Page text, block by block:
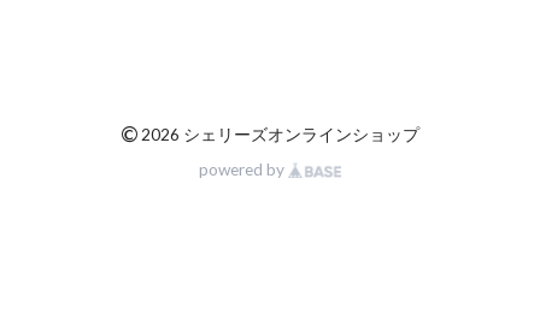
© 2026 シェリーズオンラインショップ
powered by